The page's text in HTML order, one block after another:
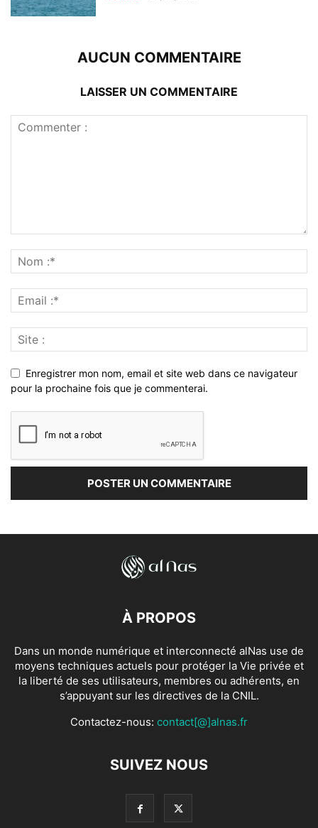
AUCUN COMMENTAIRE
LAISSER UN COMMENTAIRE
Enregistrer mon nom, email et site web dans ce navigateur
pour la prochaine fois que je commenterai.
À PROPOS
Dans un monde numérique et interconnecté alNas use de
moyens techniques actuels pour protéger la Vie privée et
la liberté de ses utilisateurs, membres ou adhérents, en
s’appuyant sur les directives de la CNIL.
Contactez-nous: contact[@]alnas.fr
SUIVEZ NOUS